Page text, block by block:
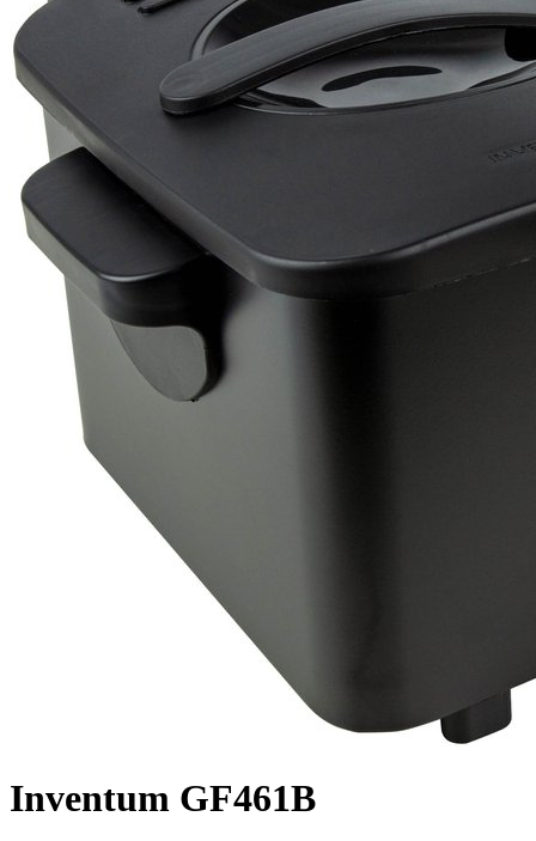
Inventum GF461B